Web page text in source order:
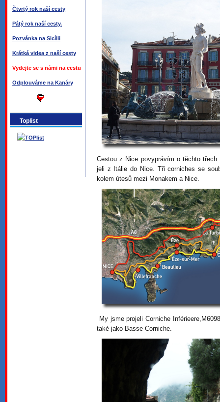
Čtvrtý rok naší cesty
Pátý rok naší cesty.
Pozvánka na Sicílii
Krátká videa z naší cesty
Vydejte se s námi na cestu
Odplouváme na Kanáry
Toplist
Cestou z Nice povyprávím o těchto
jeli z Itálie do Nice. Tři corniches se
kolem útesů mezi Monakem a Nice.
My jsme projeli Corniche
také jako Basse Corniche.